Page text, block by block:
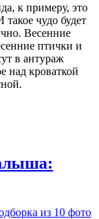
к примеру, это
чудо будет
Весенние
птички и
в антураж
над кроваткой